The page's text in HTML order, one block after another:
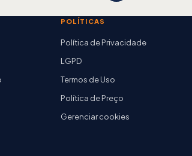
POLÍTICAS
Política de Privacidade
LGPD
Termos de Uso
Política de Preço
Gerenciar cookies